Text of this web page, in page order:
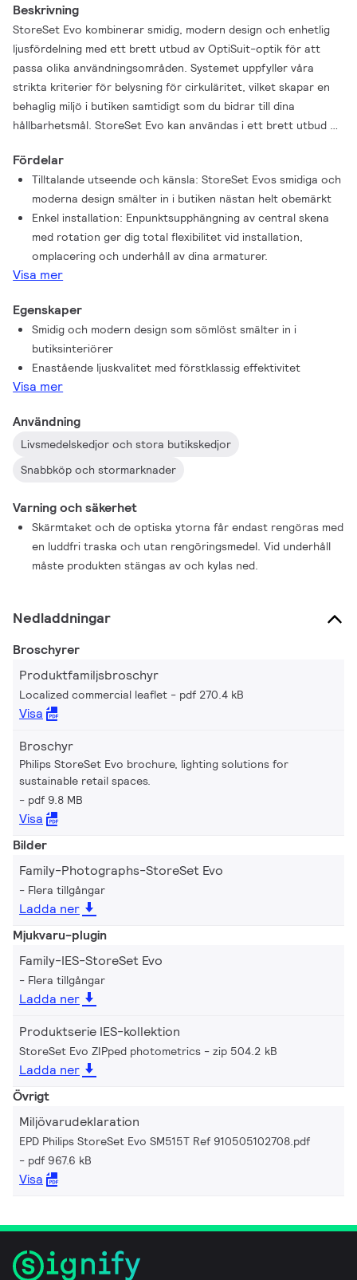
Beskrivning
StoreSet Evo kombinerar smidig, modern design och enhetlig
ljusfördelning med ett brett utbud av OptiSuit-optik för att
passa olika användningsområden. Systemet uppfyller våra
strikta kriterier för belysning för cirkuläritet, vilket skapar en
behaglig miljö i butiken samtidigt som du bidrar till dina
hållbarhetsmål. StoreSet Evo kan användas i ett brett utbud av
skensystemet Maxos fusion eller infällt montage i tak.
Fördelar
Tilltalande utseende och känsla: StoreSet Evos smidiga och
moderna design smälter in i butiken nästan helt obemärkt
Enkel installation: Enpunktsupphängning av central skena
med rotation ger dig total flexibilitet vid installation,
omplacering och underhåll av dina armaturer.
Visa mer
Egenskaper
Smidig och modern design som sömlöst smälter in i
butiksinteriörer
Enastående ljuskvalitet med förstklassig effektivitet
Visa mer
Användning
Livsmedelskedjor och stora butikskedjor
Snabbköp och stormarknader
Varning och säkerhet
Skärmtaket och de optiska ytorna får endast rengöras med
en luddfri traska och utan rengöringsmedel. Vid underhåll
måste produkten stängas av och kylas ned.
Nedladdningar
Broschyrer
Produktfamiljsbroschyr
Localized commercial leaflet pdf 270.4 kB
Visa
Broschyr
Philips StoreSet Evo brochure, lighting solutions for
sustainable retail spaces.
pdf 9.8 MB
Visa
Bilder
Family-Photographs-StoreSet Evo
Flera tillgångar
Ladda ner
Mjukvaru-plugin
Family-IES-StoreSet Evo
Flera tillgångar
Ladda ner
Produktserie IES-kollektion
StoreSet Evo ZIPped photometrics zip 504.2 kB
Ladda ner
Övrigt
Miljövarudeklaration
EPD Philips StoreSet Evo SM515T Ref 910505102708.pdf
pdf 967.6 kB
Visa